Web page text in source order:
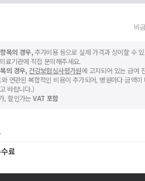
비
목의 경우,추가비용 등으로 실제 가격과 상이할 수
료기관에 직접 문의해주세요.
의 경우, 건강보험심사평가원에 고지되어 있는 급여
연관된 복합적인 비용이 추가되어, 병원마다 금액이
바랍니다.)
, 할인가는VAT 포함
료